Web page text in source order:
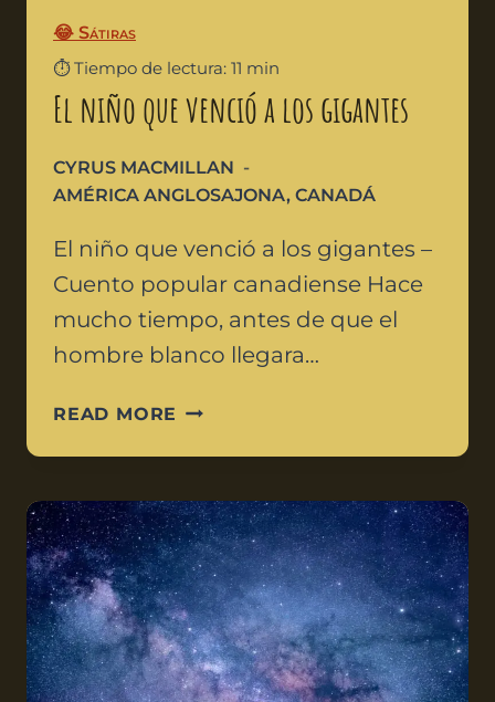
😂 Sátiras
⏱️ Tiempo de lectura: 11 min
El niño que venció a los gigantes
CYRUS MACMILLAN
AMÉRICA ANGLOSAJONA, CANADÁ
El niño que venció a los gigantes –
Cuento popular canadiense Hace
mucho tiempo, antes de que el
hombre blanco llegara…
READ MORE